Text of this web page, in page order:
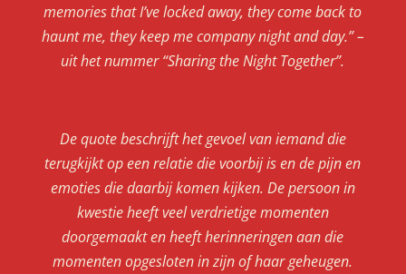
memories that I’ve locked away, they come back to
haunt me, they keep me company night and day.” –
uit het nummer “Sharing the Night Together”.
De quote beschrijft het gevoel van iemand die
terugkijkt op een relatie die voorbij is en de pijn en
emoties die daarbij komen kijken. De persoon in
kwestie heeft veel verdrietige momenten
doorgemaakt en heeft herinneringen aan die
momenten opgesloten in zijn of haar geheugen.